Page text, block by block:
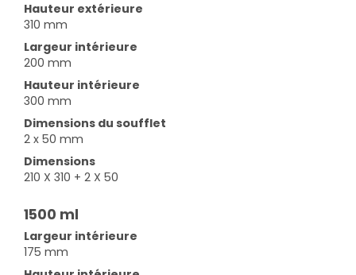
Hauteur extérieure
310 mm
Largeur intérieure
200 mm
Hauteur intérieure
300 mm
Dimensions du soufflet
2 x 50 mm
Dimensions
210 X 310 + 2 X 50
1500 ml
Largeur intérieure
175 mm